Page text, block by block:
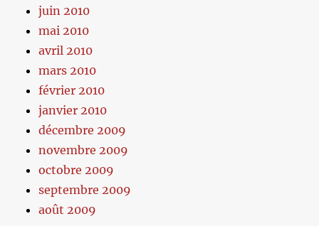
juin 2010
mai 2010
avril 2010
mars 2010
février 2010
janvier 2010
décembre 2009
novembre 2009
octobre 2009
septembre 2009
août 2009